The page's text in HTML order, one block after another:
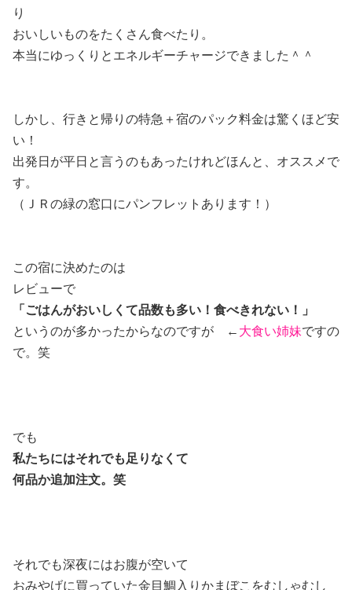
り
おいしいものをたくさん食べたり。
本当にゆっくりとエネルギーチャージできました＾＾
しかし、行きと帰りの特急＋宿のパック料金は驚くほど安
い！
出発日が平日と言うのもあったけれどほんと、オススメで
す。
（ＪＲの緑の窓口にパンフレットあります！）
この宿に決めたのは
レビューで
「ごはんがおいしくて品数も多い！食べきれない！」
というのが多かったからなのですが ← 大食い姉妹ですの
で。笑
でも
私たちにはそれでも足りなくて
何品か追加注文。笑
それでも深夜にはお腹が空いて
おみやげに買っていた金目鯛入りかまぼこをむしゃむし